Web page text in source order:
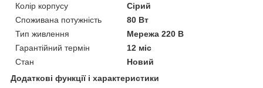
Колір корпусу
Сірий
Споживана потужність
80 Вт
Тип живлення
Мережа 220 В
Гарантійний термін
12 міс
Стан
Новий
Додаткові функції і характеристики